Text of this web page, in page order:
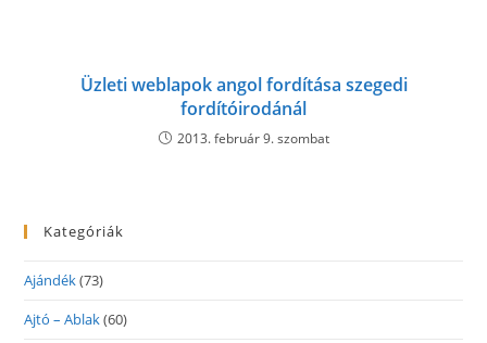
Üzleti weblapok angol fordítása szegedi
fordítóirodánál
2013. február 9. szombat
Kategóriák
Ajándék(73)
Ajtó – Ablak(60)